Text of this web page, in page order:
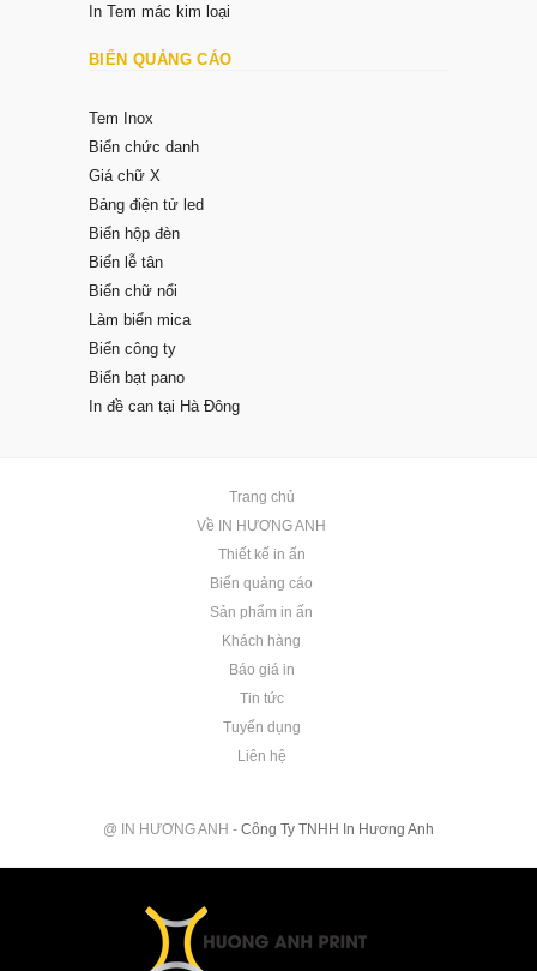
In Tem mác kim loại
BIỂN QUẢNG CÁO
Tem Inox
Biển chức danh
Giá chữ X
Bảng điện tử led
Biển hộp đèn
Biển lễ tân
Biển chữ nổi
Làm biển mica
Biển công ty
Biển bạt pano
In đề can tại Hà Đông
Trang chủ
Về IN HƯƠNG ANH
Thiết kế in ấn
Biển quảng cáo
Sản phẩm in ấn
Khách hàng
Báo giá in
Tin tức
Tuyển dụng
Liên hệ
@ IN HƯƠNG ANH - Công Ty TNHH In Hương Anh